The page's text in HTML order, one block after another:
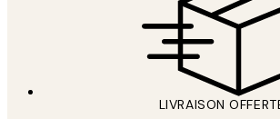
LIVRAISON